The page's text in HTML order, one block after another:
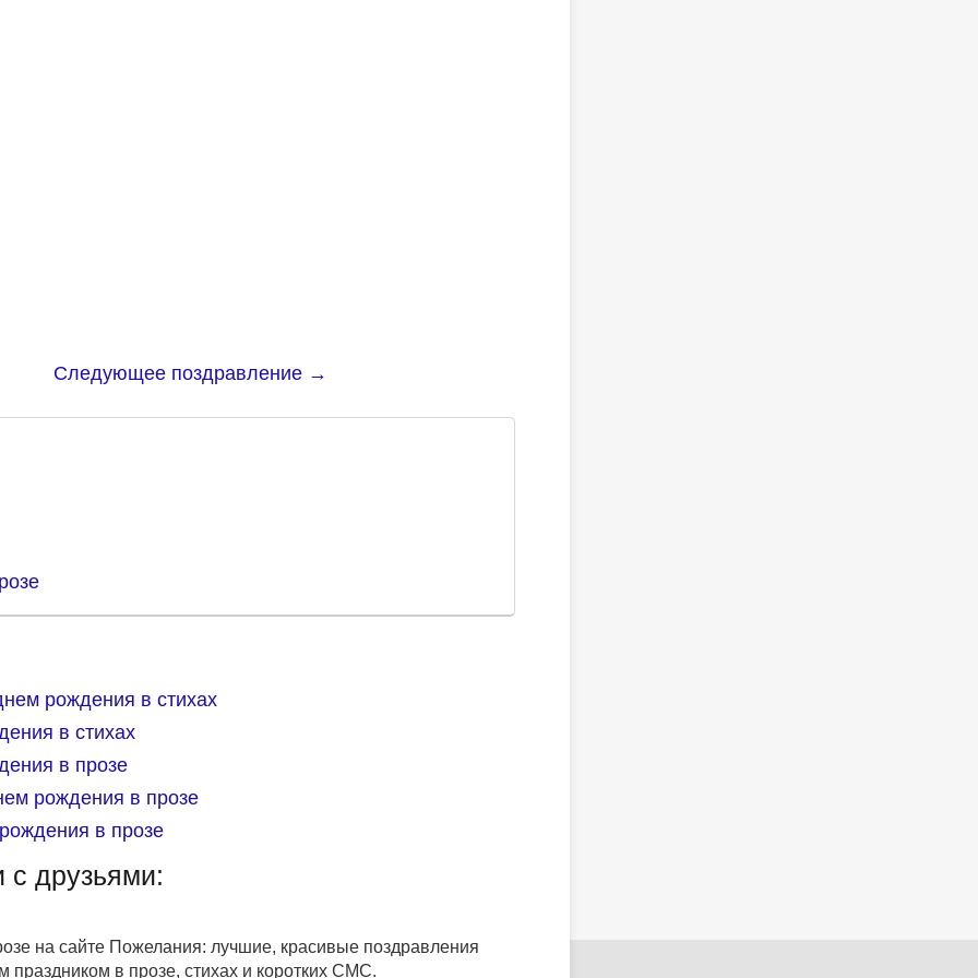
Следующее поздравление →
рождения в стихах
в стихах
в прозе
рождения в прозе
в прозе
с друзьями:
на сайте Пожелания: лучшие, красивые поздравления
в прозе, стихах и коротких СМС.